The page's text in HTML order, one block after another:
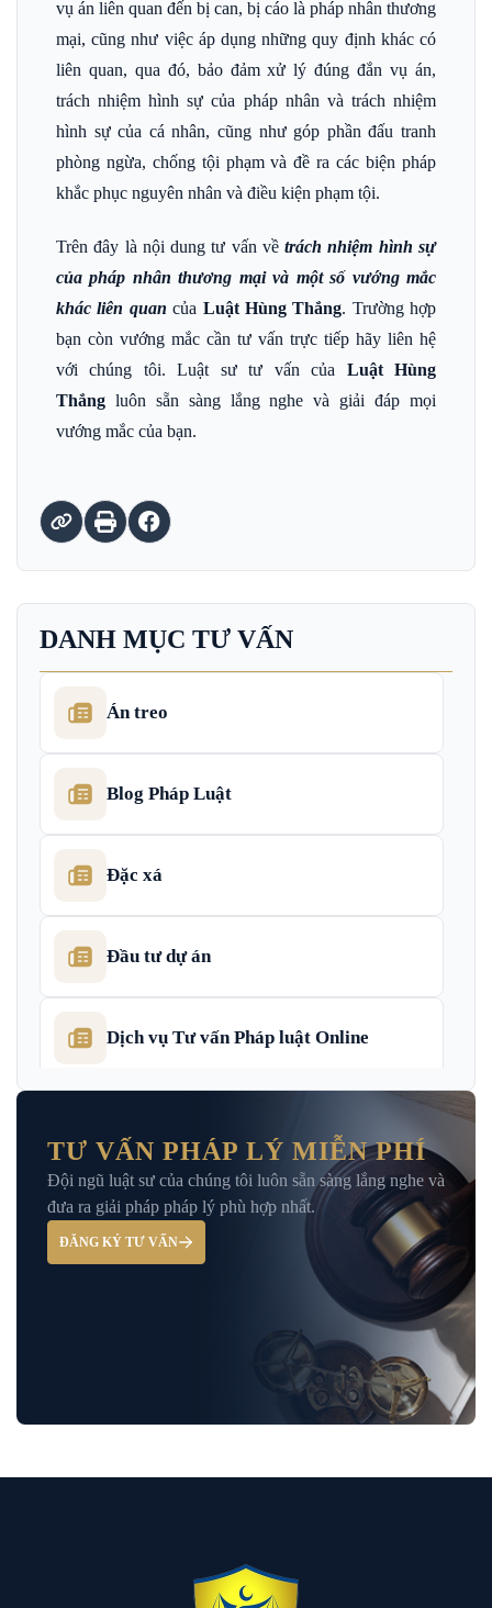
DANH MỤC TƯ VẤN
Án treo
Blog Pháp Luật
Đặc xá
Đầu tư dự án
Dịch vụ Tư vấn Pháp luật Online
Giải Đáp – Tư Vấn Pháp Luật Hình Sự
Hỏi đáp và tư vấn pháp luật
Luật Bảo Hiểm Xã Hội
TƯ VẤN PHÁP LÝ MIỄN PHÍ
Đội ngũ luật sư của chúng tôi luôn sẵn sàng lắng nghe và
đưa ra giải pháp pháp lý phù hợp nhất.
ĐĂNG KÝ TƯ VẤN
vụ án liên quan đến bị can, bị cáo là pháp nhân thương
mại, cũng như việc áp dụng những quy định khác có
liên quan, qua đó, bảo đảm xử lý đúng đắn vụ án,
trách nhiệm hình sự của pháp nhân và trách nhiệm
hình sự của cá nhân, cũng như góp phần đấu tranh
phòng ngừa, chống tội phạm và đề ra các biện pháp
khắc phục nguyên nhân và điều kiện phạm tội.
Trên đây là nội dung tư vấn vềtrách nhiệm hình sự
của pháp nhân thương mại và một số vướng mắc
khác liên quan của Luật Hùng Thắng. Trường hợp
bạn còn vướng mắc cần tư vấn trực tiếp hãy liên hệ
với chúng tôi. Luật sư tư vấn của Luật Hùng
Thắng luôn sẵn sàng lắng nghe và giải đáp mọi
vướng mắc của bạn.